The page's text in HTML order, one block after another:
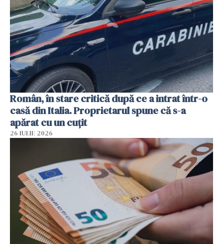
Român, în stare critică după ce a intrat într-o
casă din Italia. Proprietarul spune că s-a
apărat cu un cuțit
26 IULIE 2026